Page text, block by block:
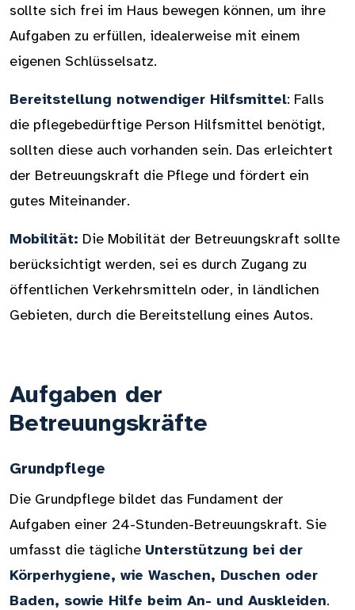
sollte sich frei im Haus bewegen können, um ihre
Aufgaben zu erfüllen, idealerweise mit einem
eigenen Schlüsselsatz.
Bereitstellung notwendiger Hilfsmittel: Falls
die pflegebedürftige Person Hilfsmittel benötigt,
sollten diese auch vorhanden sein. Das erleichtert
der Betreuungskraft die Pflege und fördert ein
gutes Miteinander.
Mobilität: Die Mobilität der Betreuungskraft sollte
berücksichtigt werden, sei es durch Zugang zu
öffentlichen Verkehrsmitteln oder, in ländlichen
Gebieten, durch die Bereitstellung eines Autos.
Aufgaben der
Betreuungskräfte
Grundpflege
Die Grundpflege bildet das Fundament der
Aufgaben einer 24-Stunden-Betreuungskraft. Sie
umfasst die tägliche Unterstützung bei der
Körperhygiene, wie Waschen, Duschen oder
Baden, sowie Hilfe beim An- und Auskleiden.